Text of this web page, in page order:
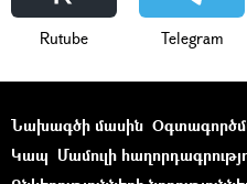
Rutube Telegram
Նախագծի մասին
Կապ Մամուլի